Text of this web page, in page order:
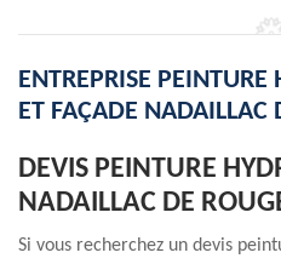
ENTREPRISE
ET FAÇADE NADAILLAC
DEVIS PEINTURE
NADAILLAC DE
Si vous recherchez un devis